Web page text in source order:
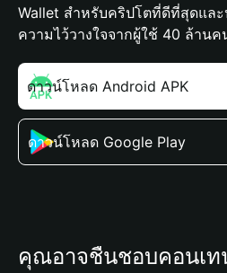
Wallet สำหรับคริปโตที่ดีที่สุดแล
ความไว้วางใจจากผู้ใช้ 40 ล้านค
ดาวน์โหลด Android APK
ดาวน์โหลด Google Play
คุณอาจชื่นชอบคอนเท